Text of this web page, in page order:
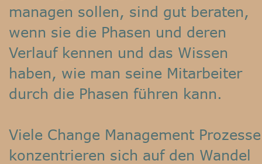
managen sollen, sind gut beraten,
wenn sie die Phasen und deren
Verlauf kennen und das Wissen
haben, wie man seine Mitarbeiter
durch die Phasen führen kann.
Viele Change Management
konzentrieren sich auf den Wandel